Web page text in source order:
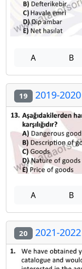
A B
19 2019-2020
A B
20 2021-2022